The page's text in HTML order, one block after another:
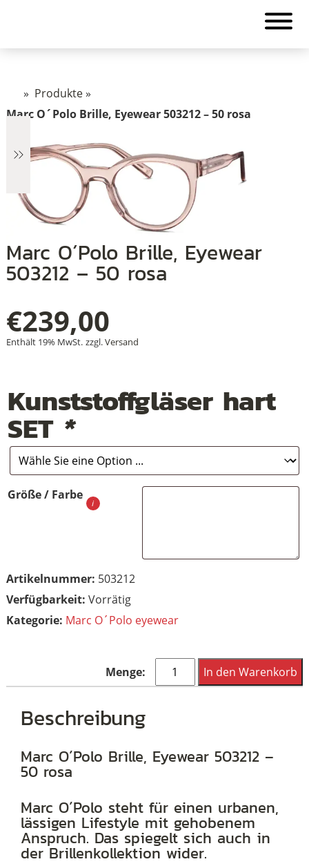
» Produkte»
Marc O´Polo Brille, Eyewear 503212 – 50 rosa
Marc O´Polo Brille, Eyewear
503212 – 50 rosa
€239,00
Enthält 19% MwSt. zzgl.Versand
Kunststoffgläser hart
SET *
Größe / Farbe
Artikelnummer: 503212
Vorrätig
Kategorie: Marc O´Polo eyewear
Marc
O
Eyewear
50
rosa
Menge
In den Warenkorb
Beschreibung
Marc O´Polo Brille, Eyewear 503212 –
50 rosa
Marc O´Polo steht für einen urbanen,
lässigen Lifestyle mit gehobenem
Anspruch. Das spiegelt sich auch in
der Brillenkollektion wider.
6
+
+